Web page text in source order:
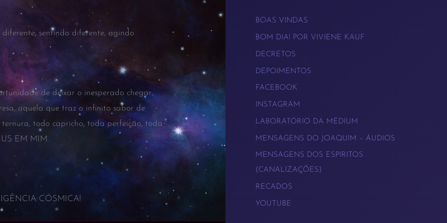
sentindo diferente, agindo
de deixar o inesperado chegar,
aquela que traz o infinito sabor de
todo capricho, toda perfeição, toda
EM MIM.
CÓSMICA!
BOAS VINDAS
BOM DIA! POR VIVIENE KAUF
DECRETOS
DEPOIMENTOS
FACEBOOK
INSTAGRAM
LABORATÓRIO DA MÉDIUM
MENSAGENS DO JOAQUIM – ÁUDIOS
MENSAGENS DOS ESPIRITOS
(CANALIZAÇÕES)
RECADOS
YOUTUBE